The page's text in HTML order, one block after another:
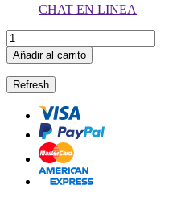
CHAT EN LINEA
Añadir al carrito